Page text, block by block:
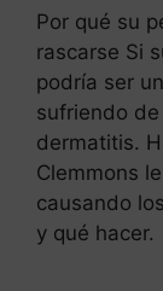
Por qué su
rascarse Si
podría ser
sufriendo
dermatitis.
Clemmons
causando
y qué hacer.